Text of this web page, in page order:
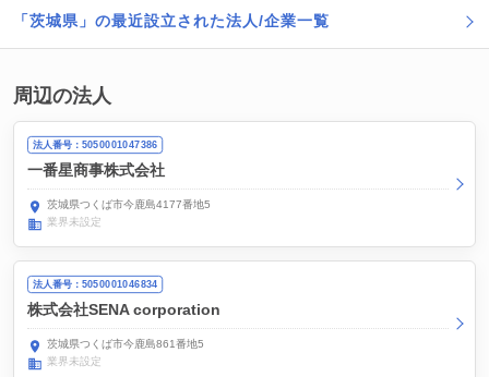
「茨城県」の最近設立された法人/企業一覧
周辺の法人
法人番号：5050001047386
一番星商事株式会社
茨城県つくば市今鹿島4177番地5
業界未設定
法人番号：5050001046834
株式会社SENA corporation
茨城県つくば市今鹿島861番地5
業界未設定